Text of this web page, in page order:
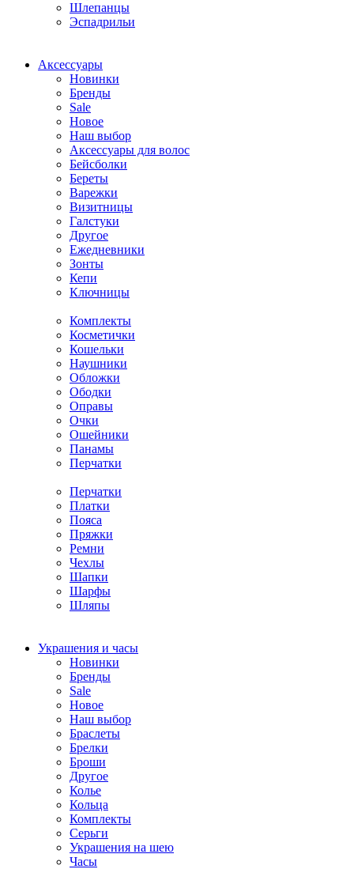
Шлепанцы
Эспадрильи
Аксессуары
Новинки
Бренды
Sale
Новое
Наш выбор
Аксессуары для волос
Бейсболки
Береты
Варежки
Визитницы
Галстуки
Другое
Ежедневники
Зонты
Кепи
Ключницы
Комплекты
Косметички
Кошельки
Наушники
Обложки
Ободки
Оправы
Очки
Ошейники
Панамы
Перчатки
Перчатки
Платки
Пояса
Пряжки
Ремни
Чехлы
Шапки
Шарфы
Шляпы
Украшения и часы
Новинки
Бренды
Sale
Новое
Наш выбор
Браслеты
Брелки
Броши
Другое
Колье
Кольца
Комплекты
Серьги
Украшения на шею
Часы